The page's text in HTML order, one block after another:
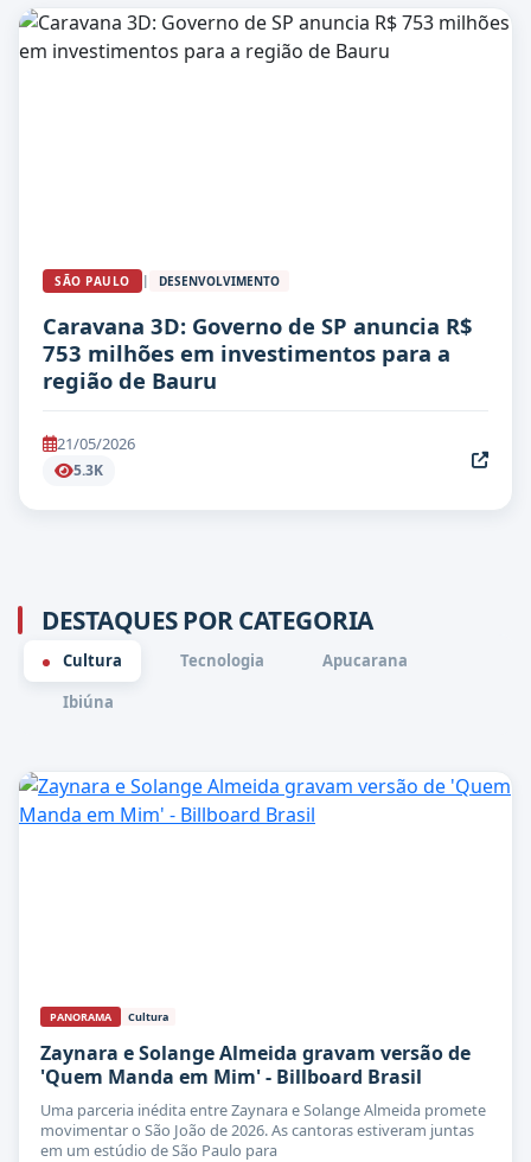
SÃO PAULO | DESENVOLVIMENTO
Caravana 3D: Governo de SP anuncia R$
753 milhões em investimentos para a
região de Bauru
21/05/2026
5.3K
DESTAQUES POR CATEGORIA
Cultura Tecnologia
Apucarana
Ibiúna
PANORAMA Cultura
Zaynara e Solange Almeida gravam versão de
'Quem Manda em Mim' - Billboard Brasil
Uma parceria inédita entre Zaynara e Solange Almeida promete
movimentar o São João de 2026. As cantoras estiveram juntas
em um estúdio de São Paulo para